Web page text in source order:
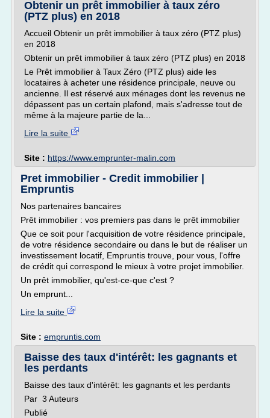
Obtenir un prêt immobilier à taux zéro
(PTZ plus) en 2018
Accueil Obtenir un prêt immobilier à taux zéro (PTZ plus)
en 2018
Obtenir un prêt immobilier à taux zéro (PTZ plus) en 2018
Le Prêt immobilier à Taux Zéro (PTZ plus) aide les
locataires à acheter une résidence principale, neuve ou
ancienne. Il est réservé aux ménages dont les revenus ne
dépassent pas un certain plafond, mais s'adresse tout de
même à la majeure partie de la...
Lire la suite
Site : https://www.emprunter-malin.com
Pret immobilier - Credit immobilier |
Empruntis
Nos partenaires bancaires
Prêt immobilier : vos premiers pas dans le prêt immobilier
Que ce soit pour l'acquisition de votre résidence principale,
de votre résidence secondaire ou dans le but de réaliser un
investissement locatif, Empruntis trouve, pour vous, l'offre
de crédit qui correspond le mieux à votre projet immobilier.
Un prêt immobilier, qu'est-ce-que c'est ?
Un emprunt...
Lire la suite
Site : empruntis.com
Baisse des taux d'intérêt: les gagnants et
les perdants
Baisse des taux d'intérêt: les gagnants et les perdants
Par 3 Auteurs
Publié